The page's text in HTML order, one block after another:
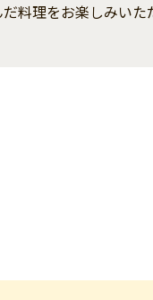
料理をお楽しみい